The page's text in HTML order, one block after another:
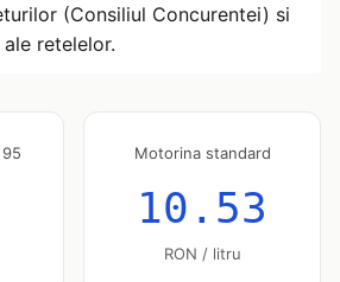
(Consiliul Concurentei) si
retelelor.
Motorina standard
10.53
RON / litru